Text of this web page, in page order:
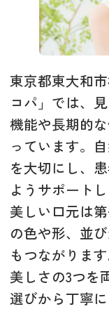
東京都東大和
コパ」では、
機能や長期的
っています。
を大切にし、
ようサポートし
美しい口元は
の色や形、並
もつながりま
美しさの3つを
選びから丁寧